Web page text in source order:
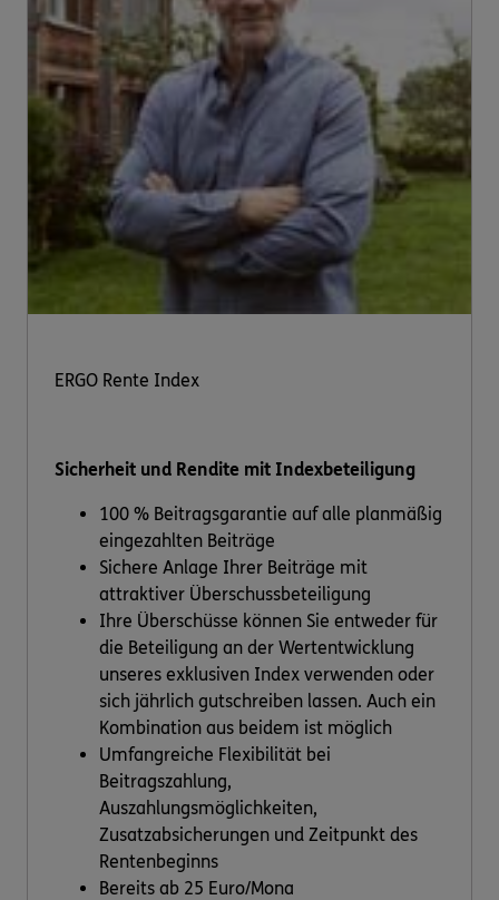
ERGO Rente Index
Sicherheit und Rendite mit Indexbeteiligung
100 % Beitragsgarantie auf alle planmäßig
eingezahlten Beiträge
Sichere Anlage Ihrer Beiträge mit
attraktiver Überschussbeteiligung
Ihre Überschüsse können Sie entweder für
die Beteiligung an der Wertentwicklung
unseres exklusiven Index verwenden oder
sich jährlich gutschreiben lassen. Auch ein
Kombination aus beidem ist möglich
Umfangreiche Flexibilität bei
Beitragszahlung,
Auszahlungsmöglichkeiten,
Zusatzabsicherungen und Zeitpunkt des
Rentenbeginns
Bereits ab 25 Euro/Mona